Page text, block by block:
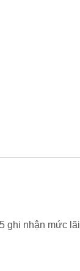
ghi nhận mức lãi